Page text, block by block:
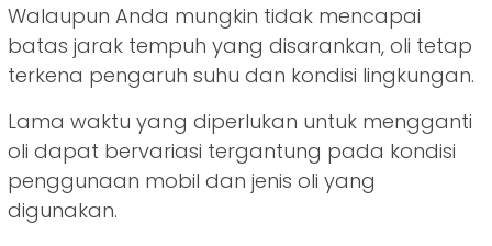
Walaupun Anda mungkin tidak mencapai
batas jarak tempuh yang disarankan, oli tetap
terkena pengaruh suhu dan kondisi lingkungan.
Lama waktu yang diperlukan untuk mengganti
oli dapat bervariasi tergantung pada kondisi
penggunaan mobil dan jenis oli yang
digunakan.